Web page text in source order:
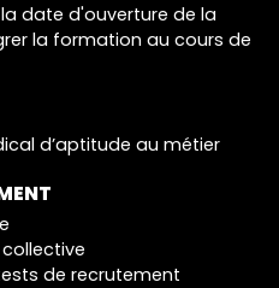
date d'ouverture de la
la formation au cours de
d’aptitude au métier
de recrutement